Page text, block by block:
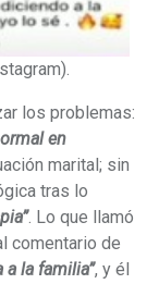
los problemas:
en
marital; sin
tras lo
. Lo que llamó
comentario de
a la familia”, y él